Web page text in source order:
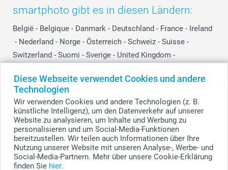
Diese Webseite verwendet Cookies und andere
Technologien
Wir verwenden Cookies und andere Technologien (z. B.
künstliche Intelligenz), um den Datenverkehr auf unserer
Website zu analysieren, um Inhalte und Werbung zu
personalisieren und um Social-Media-Funktionen
bereitzustellen. Wir teilen auch Informationen über Ihre
Nutzung unserer Website mit unseren Analyse-, Werbe- und
Social-Media-Partnern. Mehr über unsere Cookie-Erklärung
finden Sie hier.
smartphoto gibt es in diesen Ländern:
België - Belgique - Danmark - Deutschland - France - Ireland
- Nederland - Norge - Österreich - Schweiz - Suisse -
Switzerland - Suomi - Sverige - United Kingdom -
Other Countries
© smartphoto Group. Alle Rechte vorbehalten.
Alle Preise verstehen sich in EURO (€) inkl. MwSt. und zzgl. Versandkosten.